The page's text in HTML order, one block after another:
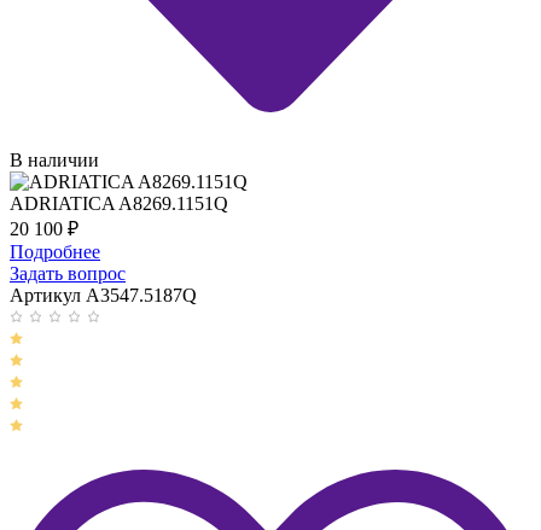
В наличии
ADRIATICA A8269.1151Q
20 100 ₽
Подробнее
Задать вопрос
Артикул A3547.5187Q